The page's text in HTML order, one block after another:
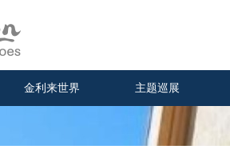
金利来世界 主题巡展